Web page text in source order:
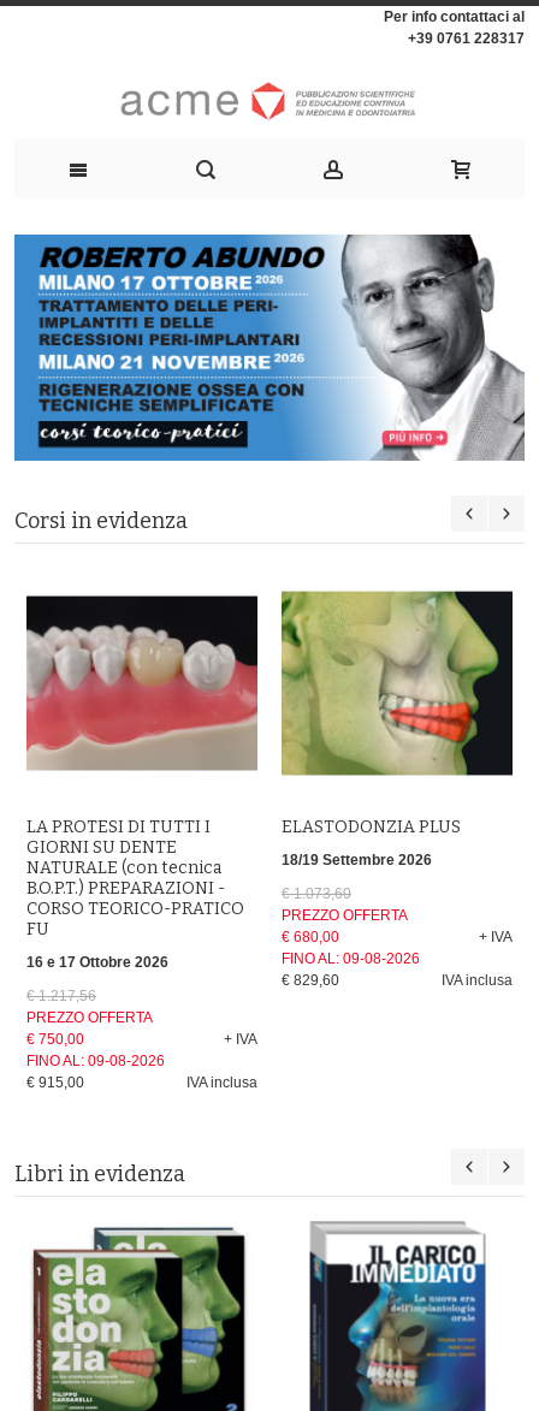
Per info contattaci al
+39 0761 228317
Corsi in evidenza
LA PROTESI DI TUTTI I
GIORNI SU DENTE
NATURALE (con tecnica
B.O.P.T.) PREPARAZIONI -
CORSO TEORICO-PRATICO
FU
16 e 17 Ottobre 2026
€ 1.217,56
PREZZO OFFERTA
+ IVA
€ 750,00
FINO AL: 09-08-2026
IVA inclusa
€ 915,00
ELASTODONZIA PLUS
18/19 Settembre 2026
€ 1.073,60
PREZZO OFFERTA
+ IVA
€ 680,00
FINO AL: 09-08-2026
IVA inclusa
€ 829,60
Libri in evidenza